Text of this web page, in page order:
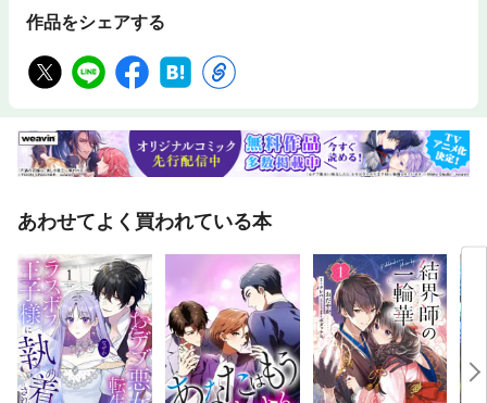
作品をシェアする
あわせてよく買われている本